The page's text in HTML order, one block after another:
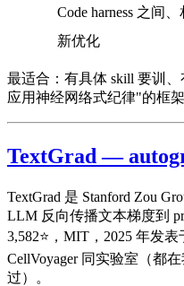
Code harness 之间
新优化
最适合：有具体 skill 要训
应用神经网络式纪律"的框
TextGrad —
TextGrad 是 Stanford Zou
LLM 反向传播文本梯度到
3,582⭐，MIT， 2025 年发表
CellVoyager 同实验室（都
过）。